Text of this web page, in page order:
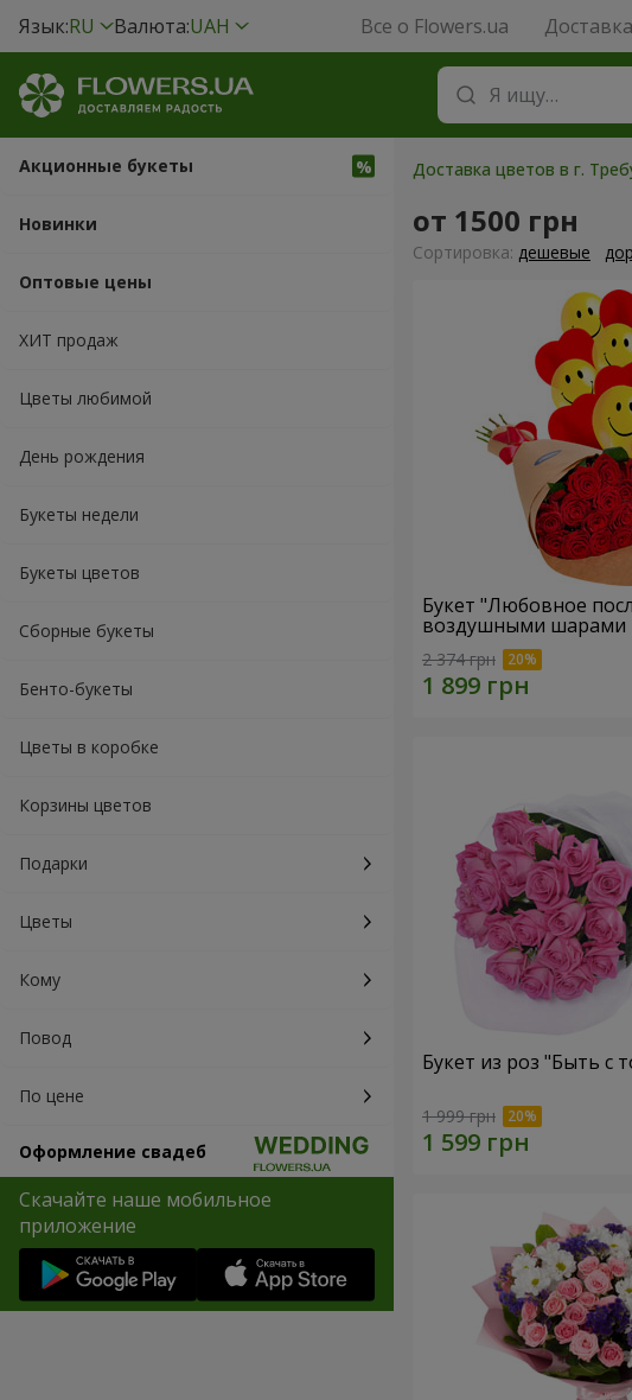
Язык:RU Валюта:UAH Все о Flowers.ua
Акционные букеты
Новинки
Оптовые цены
ХИТ продаж
Цветы любимой
День рождения
Букеты недели
Букеты цветов
Сборные букеты
Бенто-букеты
Цветы в коробке
Корзины цветов
Подарки
Цветы
Кому
Повод
По цене
Оформление свадеб
Скачайте наше мобильное
приложение
Доставка цветов в г.
от 1500 грн
Cортировка: дешевые
Букет "Любовное
воздушными шарами
2 374 грн
Букет из роз "Быть с
1 999 грн